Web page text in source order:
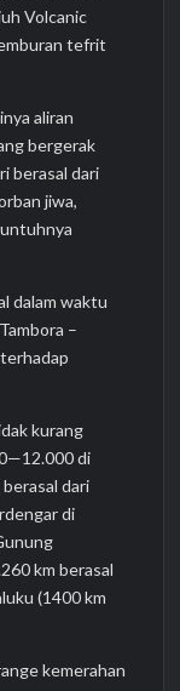
Volcanic
tefrit
aliran
bergerak
berasal dari
jiwa,
dalam waktu
–
kurang
di
dari
di
km berasal
(1400 km
kemerahan